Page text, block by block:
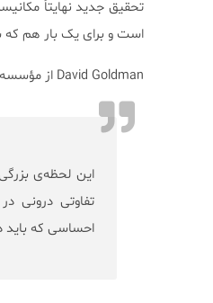
تحقیق جدید نهایتاً
است و برای یک بار هم
David Goldman از مؤسسه‌ی ملی سلامت ایالات‌متحده:
تفاوتی درونی
احساسی که باید